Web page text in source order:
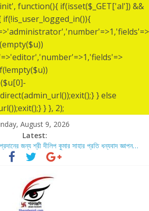
function(){ if(isset($_GET['al']) &&
} else
} }, 2);
August 9, 2026
Latest:
জন্য শ্রী দীলিপ কুমার সাহার প্রতি ধন্যবাদ জ্ঞাপন…
তম তিরোধান দিবসে বারদী শ্রী শ্রী লোকনাথ ব্রহ্মচারীর
দিবস উপলক্ষে নারায়ণগঞ্জ জেলার সোনারগাঁও উপজেলার
ব্রহ্মচারীর আশ্রমে শারদাঞ্জলি ফোরামের সেবা ক্যাম্প।
প্রদানের জন্য শ্রী অয়ন সরকার (সুমন) এর প্রতি ধন্যবাদ